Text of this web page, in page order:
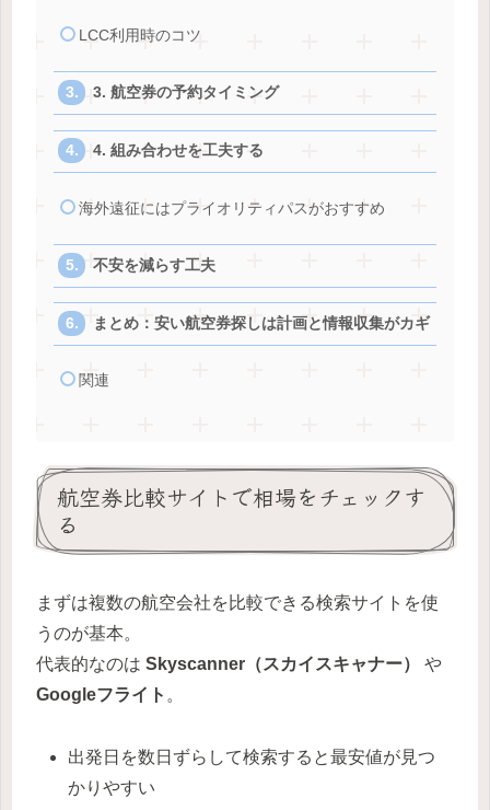
LCC利用時のコツ
3. 航空券の予約タイミング
4. 組み合わせを工夫する
海外遠征にはプライオリティパスがおすすめ
不安を減らす工夫
まとめ：安い航空券探しは計画と情報収集がカギ
関連
航空券比較サイトで相場をチェックす
る
まずは複数の航空会社を比較できる検索サイトを使
うのが基本。
代表的なのは Skyscanner（スカイスキャナー）
や
Googleフライト 。
出発日を数日ずらして検索すると最安値が見つ
かりやすい